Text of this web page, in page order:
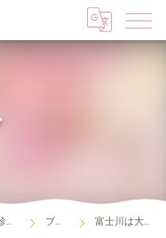
ブログ 富士川は大丈夫か